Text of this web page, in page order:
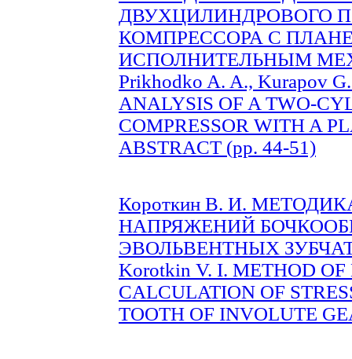
ДВУХЦИЛИНДРОВОГО
КОМПРЕССОРА С
ИСПОЛНИТЕЛЬНЫМ
Prikhodko A. A., Kurapov
ANALYSIS OF A TWO-
COMPRESSOR WITH A
ABSTRACT (pp. 44-51)
Короткин В. И.
НАПРЯЖЕНИЙ
ЭВОЛЬВЕНТНЫХ
Korotkin V. I. METHOD OF
CALCULATION OF
TOOTH OF INVOLUTE